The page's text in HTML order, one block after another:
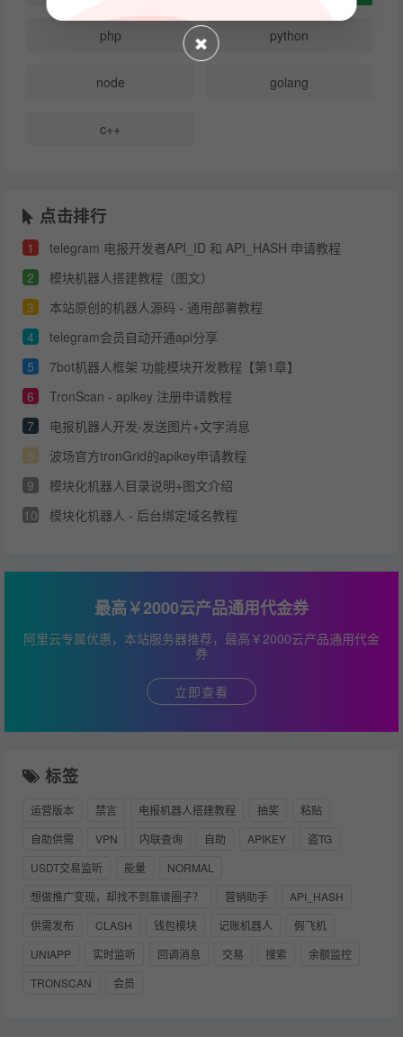
php python
node golang
c++
点击排行
1
telegram 电报开发者API_ID 和 API_HASH 申请教程
2
模块机器人搭建教程（图文）
3
本站原创的机器人源码 - 通用部署教程
4
telegram会员自动开通api分享
5
7bot机器人框架 功能模块开发教程【第1章】
6
TronScan - apikey 注册申请教程
7
电报机器人开发-发送图片+文字消息
8
波场官方tronGrid的apikey申请教程
9
模块化机器人目录说明+图文介绍
10
模块化机器人 - 后台绑定域名教程
最高￥2000云产品通用代金券
阿里云专属优惠，本站服务器推荐，最高￥2000云产品通用代金
券
立即查看
标签
运营版本 禁言 电报机器人搭建教程 抽奖
粘贴
自助供需
VPN 内联查询 自助 APIKEY
盗TG
USDT交易监听
能量
NORMAL
想做推广变现，却找不到靠谱圈子？
营销助手
API_HASH
供需发布
CLASH 钱包模块 记账机器人
假飞机
UNIAPP
实时监听 回调消息 交易 搜索
余额监控
TRONSCAN
会员